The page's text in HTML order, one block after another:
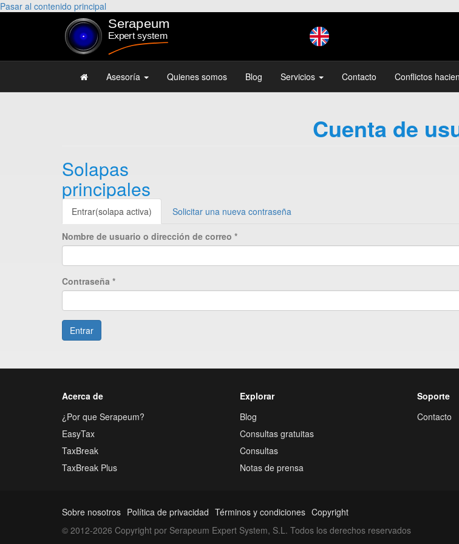
Pasar al contenido principal
Asesoría Quienes somos Blog Servicios Contacto Conflictos
Cuenta de
Solapas
principales
Entrar(solapa activa) Solicitar una nueva contraseña
Nombre de usuario o dirección de correo *
Contraseña *
Entrar
Acerca de
¿Por que Serapeum?
EasyTax
TaxBreak
TaxBreak Plus
Explorar
Blog
Consultas gratuitas
Consultas
Notas de prensa
Soporte
Contacto
Sobre nosotros Política de privacidad Términos y condiciones Copyright
© 2012-2026 Copyright por Serapeum Expert System, S.L. Todos los derechos reservados